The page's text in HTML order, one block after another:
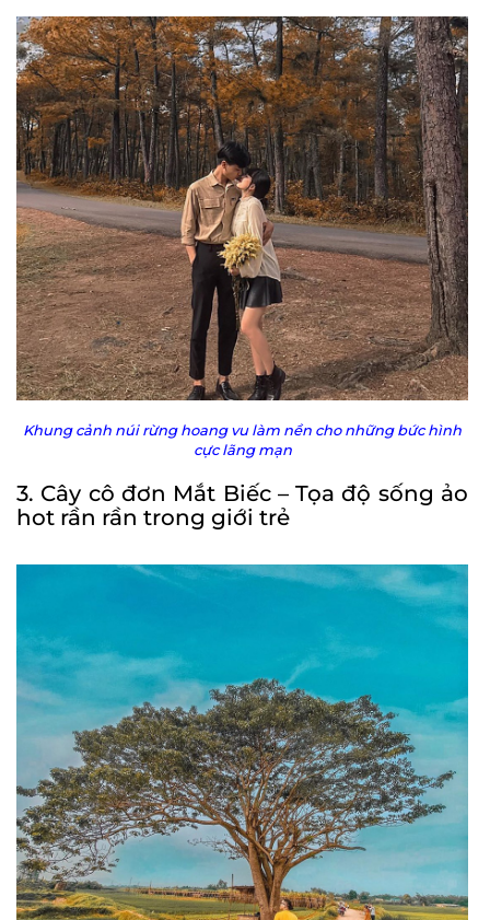
Khung cảnh núi rừng hoang vu làm nền cho những bức hình
cực lãng mạn
3. Cây cô đơn Mắt Biếc – Tọa độ sống ảo
hot rần rần trong giới trẻ